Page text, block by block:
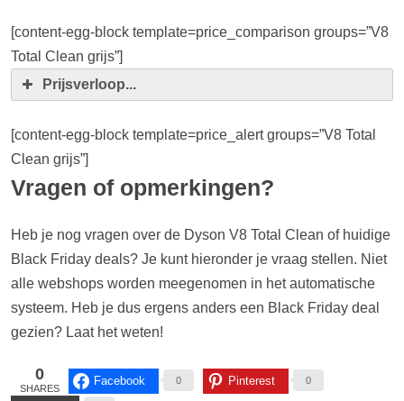
[content-egg-block template=price_comparison groups=”V8
Total Clean grijs”]
Prijsverloop...
[content-egg-block template=price_alert groups=”V8 Total
Clean grijs”]
Vragen of opmerkingen?
Heb je nog vragen over de Dyson V8 Total Clean of huidige
Black Friday deals? Je kunt hieronder je vraag stellen. Niet
alle webshops worden meegenomen in het automatische
systeem. Heb je dus ergens anders een Black Friday deal
gezien? Laat het weten!
0
SHARES
Facebook 0 Pinterest 0